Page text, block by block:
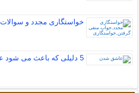
خواستگاری مجدد و سوالات
5 دلیلی که باعث می شود عاشق جنس مخالف شوید!!